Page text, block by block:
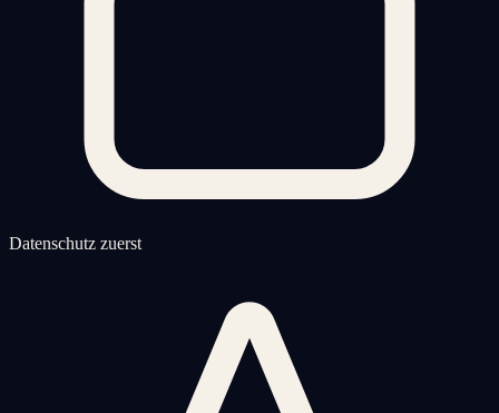
Datenschutz zuerst